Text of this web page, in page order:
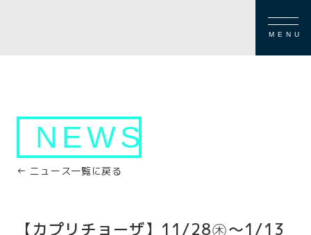
MENU
NEWS
← ニュース一覧に戻る
【カプリチョーザ】11/28㊍～1/13